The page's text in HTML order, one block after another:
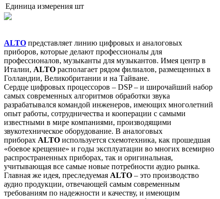
Единица измерения шт
ALTO представляет линию цифровых и аналоговых
приборов, которые делают профессионалы для
профессионалов, музыканты для музыкантов. Имея центр в
Италии, ALTO располагает рядом филиалов, размещенных в
Голландии, Великобритании и на Тайване.
Сердце цифровых процессоров – DSP – и широчайший набор
самых современных алгоритмов обработки звука
разрабатывался командой инженеров, имеющих многолетний
опыт работы, сотрудничества и кооперации с самыми
известными в мире компаниями, производящими
звукотехническое оборудование. В аналоговых
приборах ALTO используется схемотехника, как прошедшая
«боевое крещение» и годы эксплуатации во многих всемирно
распространенных приборах, так и оригинальная,
учитывающая все самые новые потребности аудио рынка.
Главная же идея, преследуемая ALTO – это производство
аудио продукции, отвечающей самым современным
требованиям по надежности и качеству, и имеющим